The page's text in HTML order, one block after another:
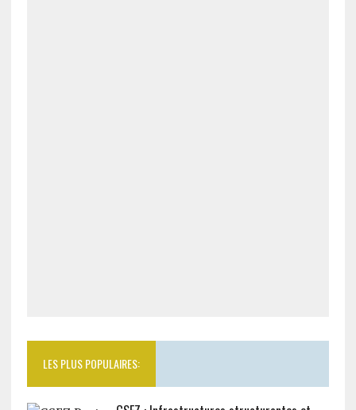
LES PLUS POPULAIRES: